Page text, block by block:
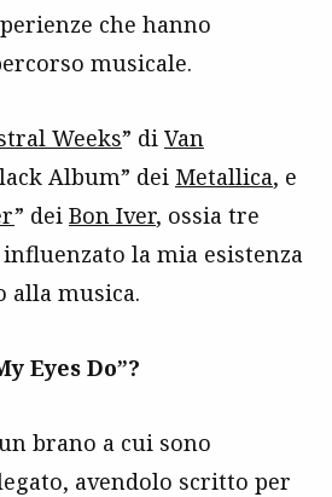
che hanno
musicale.
Weeks” di Van
Album” dei Metallica, e
” dei Bon Iver, ossia tre
la mia esistenza
alla musica.
Eyes Do”?
brano a cui sono
avendolo scritto per